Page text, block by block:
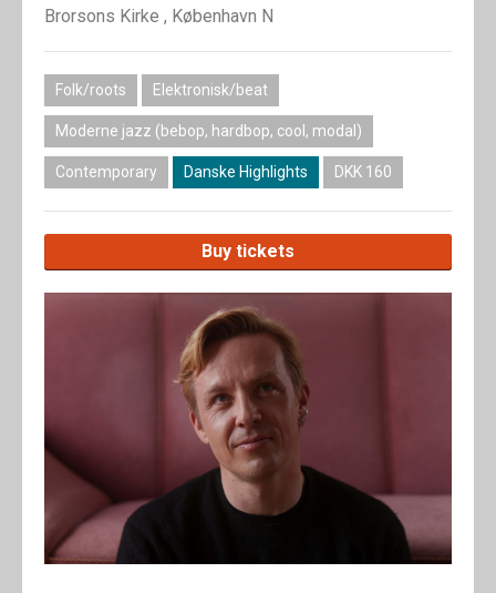
Brorsons Kirke , København N
Folk/roots Elektronisk/beat
Moderne jazz (bebop, hardbop, cool, modal)
Contemporary Danske Highlights DKK 160
Buy tickets